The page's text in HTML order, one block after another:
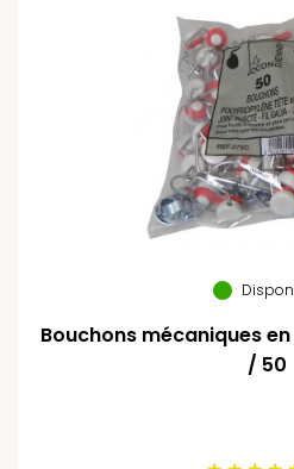
Bouchons mécaniques
/ 50